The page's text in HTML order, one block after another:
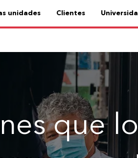
unidades Clientes
que